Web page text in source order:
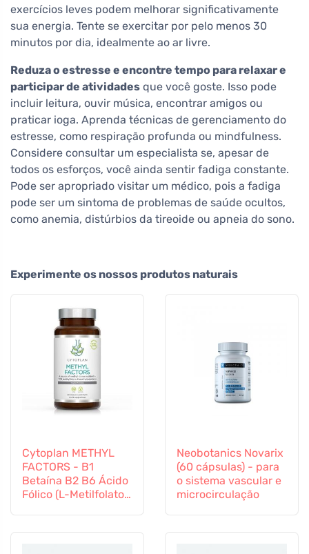
exercícios leves podem melhorar significativamente
sua energia. Tente se exercitar por pelo menos 30
minutos por dia, idealmente ao ar livre.
Reduza o estresse e encontre tempo para relaxar e
participar de atividades que você goste. Isso pode
incluir leitura, ouvir música, encontrar amigos ou
praticar ioga. Aprenda técnicas de gerenciamento do
estresse, como respiração profunda ou mindfulness.
Considere consultar um especialista se, apesar de
todos os esforços, você ainda sentir fadiga constante.
Pode ser apropriado visitar um médico, pois a fadiga
pode ser um sintoma de problemas de saúde ocultos,
como anemia, distúrbios da tireoide ou apneia do sono.
Experimente os nossos produtos naturais
Cytoplan METHYL
FACTORS - B1
Betaína B2 B6 Ácido
Fólico (L-Metilfolato)
Neobotanics Novarix
(60 cápsulas) - para
o sistema vascular e
microcirculação